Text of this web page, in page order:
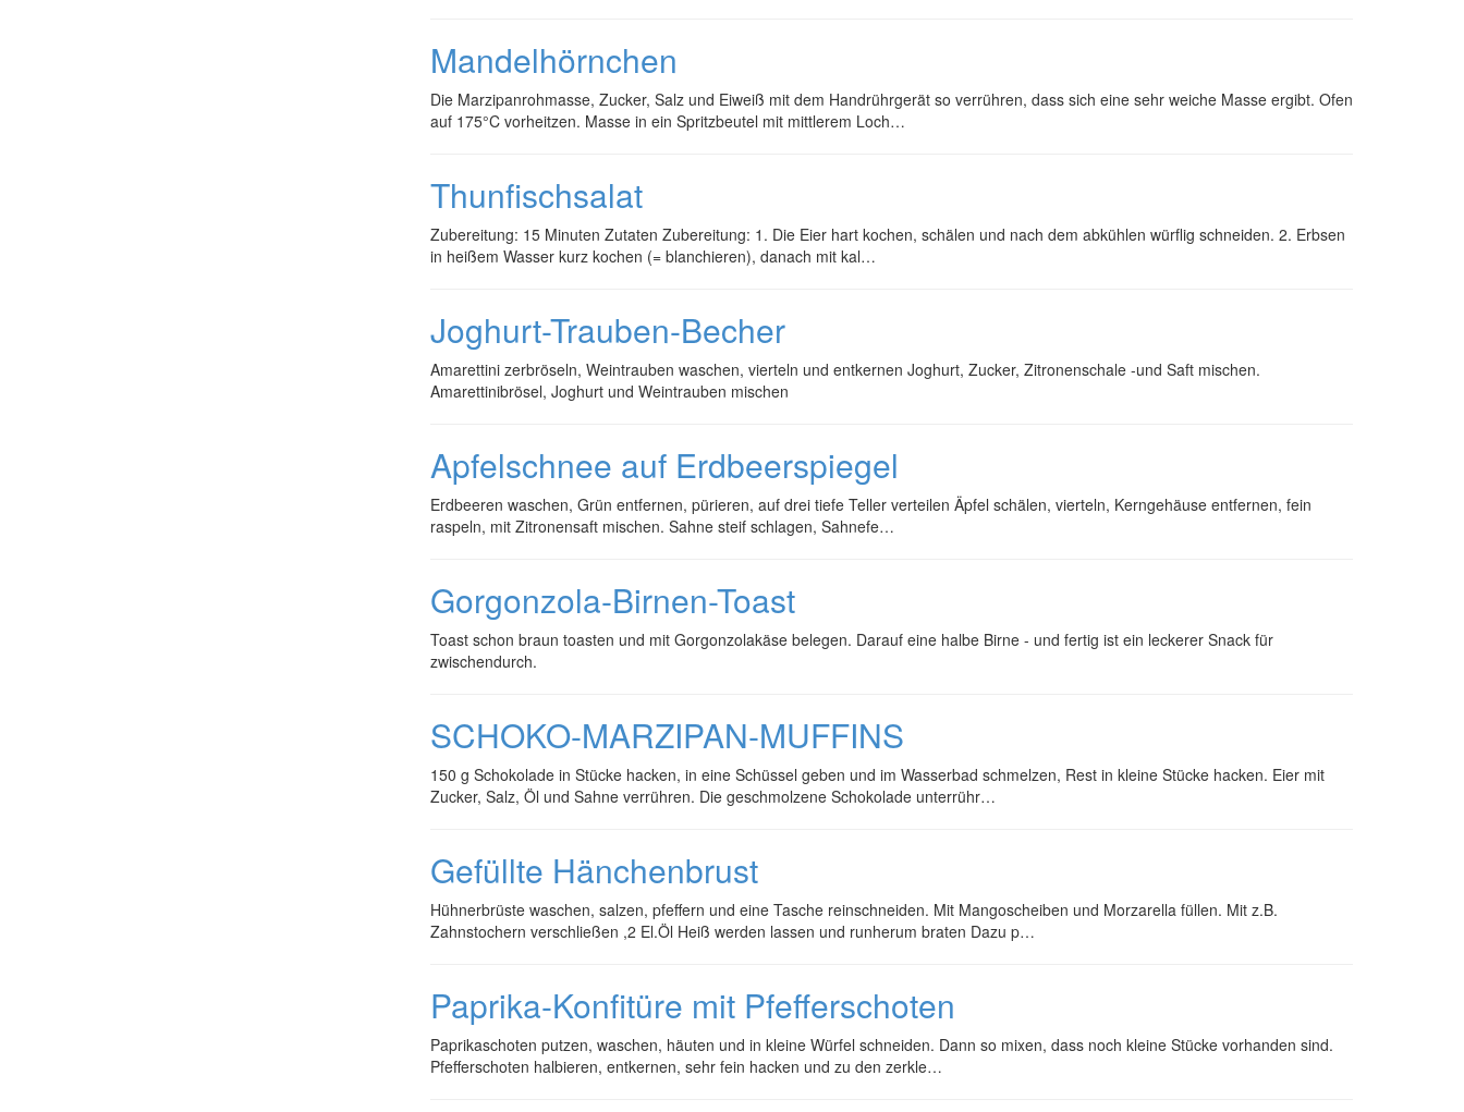
Mandelhörnchen
Die Marzipanrohmasse, Zucker, Salz und Eiweiß mit dem Handrührgerät so verrühren, dass sich eine sehr weiche Masse ergibt. Ofen
auf 175°C vorheitzen. Masse in ein Spritzbeutel mit mittlerem Loch…
Thunfischsalat
Zubereitung: 15 Minuten Zutaten Zubereitung: 1. Die Eier hart kochen, schälen und nach dem abkühlen würflig schneiden. 2. Erbsen
in heißem Wasser kurz kochen (= blanchieren), danach mit kal…
Joghurt-Trauben-Becher
Amarettini zerbröseln, Weintrauben waschen, vierteln und entkernen Joghurt, Zucker, Zitronenschale -und Saft mischen.
Amarettinibrösel, Joghurt und Weintrauben mischen
Apfelschnee auf Erdbeerspiegel
Erdbeeren waschen, Grün entfernen, pürieren, auf drei tiefe Teller verteilen Äpfel schälen, vierteln, Kerngehäuse entfernen, fein
raspeln, mit Zitronensaft mischen. Sahne steif schlagen, Sahnefe…
Gorgonzola-Birnen-Toast
Toast schon braun toasten und mit Gorgonzolakäse belegen. Darauf eine halbe Birne - und fertig ist ein leckerer Snack für
zwischendurch.
SCHOKO-MARZIPAN-MUFFINS
150 g Schokolade in Stücke hacken, in eine Schüssel geben und im Wasserbad schmelzen, Rest in kleine Stücke hacken. Eier mit
Zucker, Salz, Öl und Sahne verrühren. Die geschmolzene Schokolade unterrühr…
Gefüllte Hänchenbrust
Hühnerbrüste waschen, salzen, pfeffern und eine Tasche reinschneiden. Mit Mangoscheiben und Morzarella füllen. Mit z.B.
Zahnstochern verschließen ,2 El.Öl Heiß werden lassen und runherum braten Dazu p…
Paprika-Konfitüre mit Pfefferschoten
Paprikaschoten putzen, waschen, häuten und in kleine Würfel schneiden. Dann so mixen, dass noch kleine Stücke vorhanden sind.
Pfefferschoten halbieren, entkernen, sehr fein hacken und zu den zerkle…